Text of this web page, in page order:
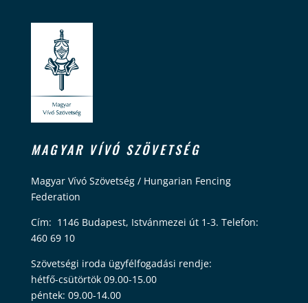
MAGYAR VÍVÓ SZÖVETSÉG
Magyar Vívó Szövetség / Hungarian Fencing
Federation
Cím: 1146 Budapest, Istvánmezei út 1-3. Telefon:
460 69 10
Szövetségi iroda ügyfélfogadási rendje:
hétfő-csütörtök 09.00-15.00
péntek: 09.00-14.00